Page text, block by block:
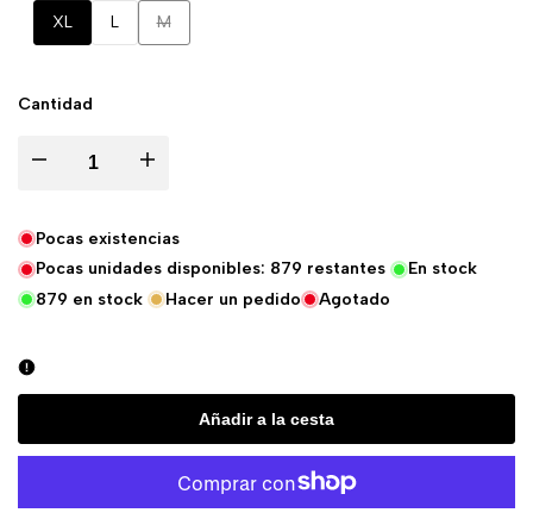
XL L
Variante
agotada
M
Cantidad
Disminuir
cantidad
Chaleco
Aumentar
cantidad
Pocas existencias
Pocas unidades disponibles: 879 restantes
En stock
879 en stock Hacer un pedido Agotado
Añadir a la cesta